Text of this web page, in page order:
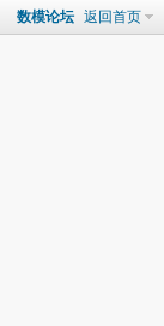
数模论坛 返回首页